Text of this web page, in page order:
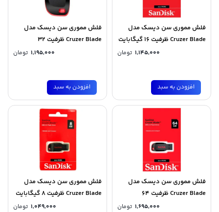
فلش مموری سن دیسک مدل
Cruzer Blade ظرفیت 16 گیگابایت
1,145,000 تومان
افزودن به سبد
فلش مموری سن دیسک مدل
Cruzer Blade ظرفیت 32
1,195,000 تومان
افزودن به سبد
فلش مموری سن دیسک مدل
Cruzer Blade ظرفیت 64
1,695,000 تومان
فلش مموری سن دیسک مدل
Cruzer Blade ظرفیت 8 گیگابایت
1,049,000 تومان